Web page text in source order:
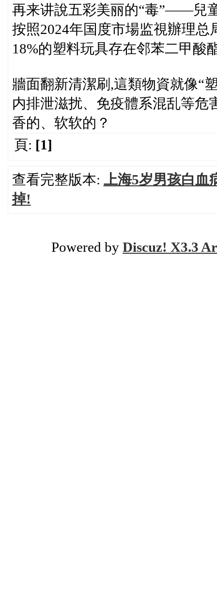
再来讲說五彩美丽的“毒”——兒
按照2024年国度市場监視辦理
18%的塑料玩具存在邻苯二甲酸
牆面翻新清潔刷,這類物資就像“
内排泄滋扰、免疫體系混乱等危
香的、软软的？
頁: [1]
查看完整版本: 上海5岁男孩白血
掉!
Powered by Discuz! X3.3